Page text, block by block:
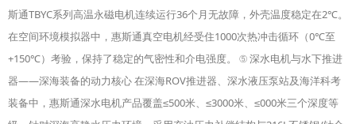
斯通TBYC系列高温永磁电机连续运行36个月无故障，外壳温度稳定在2℃。
在空间环境模拟器中，惠斯通真空电机经受住1000次热冲击循环（0℃至
+150℃）考验，保持了稳定的气密性和介电强度。 ⑤ 深水电机与水下推进
器——深海装备的动力核心 在深海ROV推进器、深水液压泵站及海洋科考
装备中，惠斯通深水电机产品覆盖≤500米、≤3000米、≤000米三个深度等